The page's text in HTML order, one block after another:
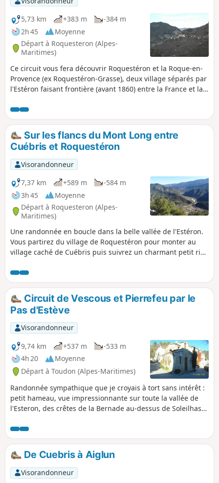
l’Ouest, chaîne du Cheiron et vue sur la
station de Gréolière au Sud. Attention, un
sentier semble maintenant fermé, voir les
avis
5,73 km
+383 m
-384 m
2h 45
Moyenne
Départ à Roquesteron (Alpes-
Maritimes)
Ce circuit vous fera découvrir Roquestéron et la Roque-en-
Provence (ex Roquestéron-Grasse), deux village séparés par
l'Estéron faisant frontière (avant 1860) entre la France et la
longeant l'Estéron. Ajout modérateur au 20/09/2021 :
certains sentiers difficiles à trouver sur cette randonnée de
2016. Voir les commentaires en bas de cette fiche
Sur les flancs du Mont Long entre
Cuébris et Roquestéron
Visorandonneur
7,37 km
+589 m
-584 m
3h 45
Moyenne
Départ à Roquesteron (Alpes-
Maritimes)
Une randonnée en boucle dans la belle vallée de l'Estéron.
Vous partirez du village de Roquestéron pour monter au
village caché de Cuébris puis suivrez un charmant petit riou
crête du Mont Long au niveau de l'Abeille. Vous découvrirez
alors un très beau panorama sur la partie orientale de cette
vallée avec les sommets de la crête du Mont Vial, le Mont
Lion et le Mont Auvière... et l'Estéron qui serpente entre les
villages.
Circuit de Vescous et Pierrefeu par le
Pas d'Estève
Visorandonneur
9,74 km
+537 m
-533 m
4h 20
Moyenne
Départ à Toudon (Alpes-Maritimes)
Randonnée sympathique que je croyais à tort sans intérêt :
petit hameau, vue impressionnante sur toute la vallée de
l'Esteron, des crêtes de la Bernade au-dessus de Soleilhas
coincée entre deux pitons rocheux.
De Cuebris à Aiglun
Visorandonneur